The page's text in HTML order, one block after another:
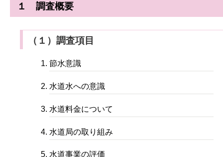
１ 調査概要
（１）調査項目
節水意識
水道水への意識
水道料金について
水道局の取り組み
水道事業の評価